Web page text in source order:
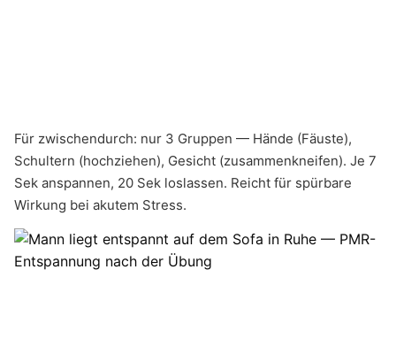
Für zwischendurch: nur 3 Gruppen — Hände (Fäuste),
Schultern (hochziehen), Gesicht (zusammenkneifen). Je 7
Sek anspannen, 20 Sek loslassen. Reicht für spürbare
Wirkung bei akutem Stress.